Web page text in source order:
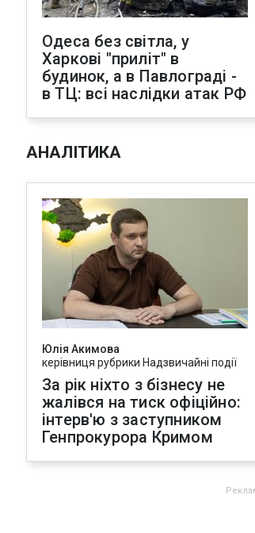
Одеса без світла, у
Харкові "приліт" в
будинок, а в Павлограді -
в ТЦ: всі наслідки атак РФ
АНАЛІТИКА
Юлія Акимова
керівниця рубрики Надзвичайні події
За рік ніхто з бізнесу не
жалівся на тиск офіційно:
інтерв'ю з заступником
Генпрокурора Кримом